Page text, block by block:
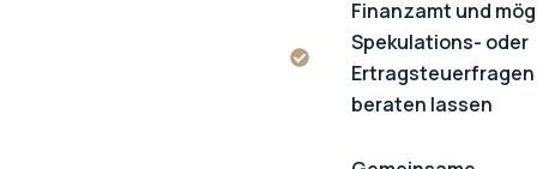
Finanzamt und
Spekulations- oder
Ertragsteuerfragen
beraten lassen